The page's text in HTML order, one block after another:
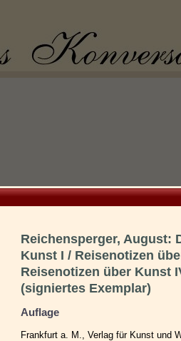
Reichensperger, August:
Kunst I / Reisenotizen
Reisenotizen über Kunst
(signiertes Exemplar)
Auflage
Frankfurt a. M., Verlag für Kunst und